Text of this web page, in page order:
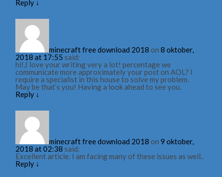
Reply ↓
minecraft free download 2018 on8 oktober,
2018 at 17:55 said:
hi!,I love your writing very a lot! percentage we
communicate more approximately your post on AOL? I
require a specialist in this house to solve my problem.
May be that’s you! Having a look ahead to see you.
Reply ↓
minecraft free download 2018 on9 oktober,
2018 at 02:38 said:
Excellent article. I am facing many of these issues as well..
Reply ↓